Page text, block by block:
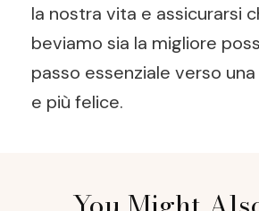
la nostra vita e assicurarsi
beviamo sia la migliore
passo essenziale verso
e più felice.